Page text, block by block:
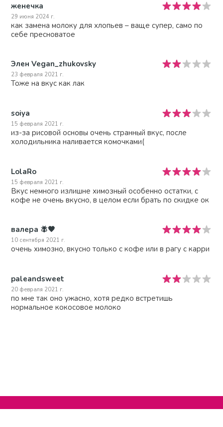
женечка
29 июня 2024 г.
как замена молоку для хлопьев – ваще супер, само по
себе пресноватое
Элен Vegan_zhukovsky
23 февраля 2021 г.
Тоже на вкус как лак
soiya
15 февраля 2021 г.
из-за рисовой основы очень странный вкус, после
холодильника наливается комочками(
LolaRo
15 февраля 2021 г.
Вкус немного излишне химозный особенно остатки, с
кофе не очень вкусно, в целом если брать по скидке ок
валера 🪰🤎
10 сентября 2021 г.
очень химозно, вкусно только с кофе или в рагу с карри
paleandsweet
20 февраля 2021 г.
по мне так оно ужасно, хотя редко встретишь
нормальное кокосовое молоко